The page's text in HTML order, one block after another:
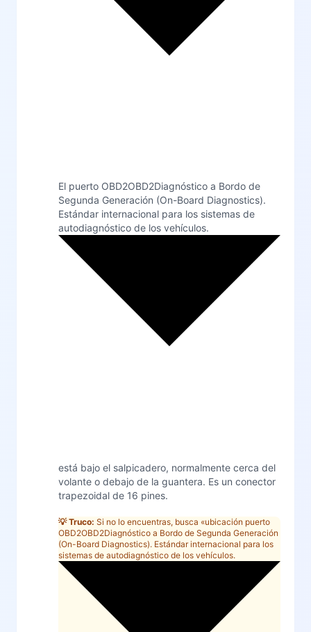
El puerto OBD2OBD2Diagnóstico a Bordo de
Segunda Generación (On-Board Diagnostics).
Estándar internacional para los sistemas de
autodiagnóstico de los vehículos.
está bajo el salpicadero, normalmente cerca del
volante o debajo de la guantera. Es un conector
trapezoidal de 16 pines.
💡 Truco: Si no lo encuentras, busca «ubicación puerto
OBD2OBD2Diagnóstico a Bordo de Segunda Generación
(On-Board Diagnostics). Estándar internacional para los
sistemas de autodiagnóstico de los vehículos.